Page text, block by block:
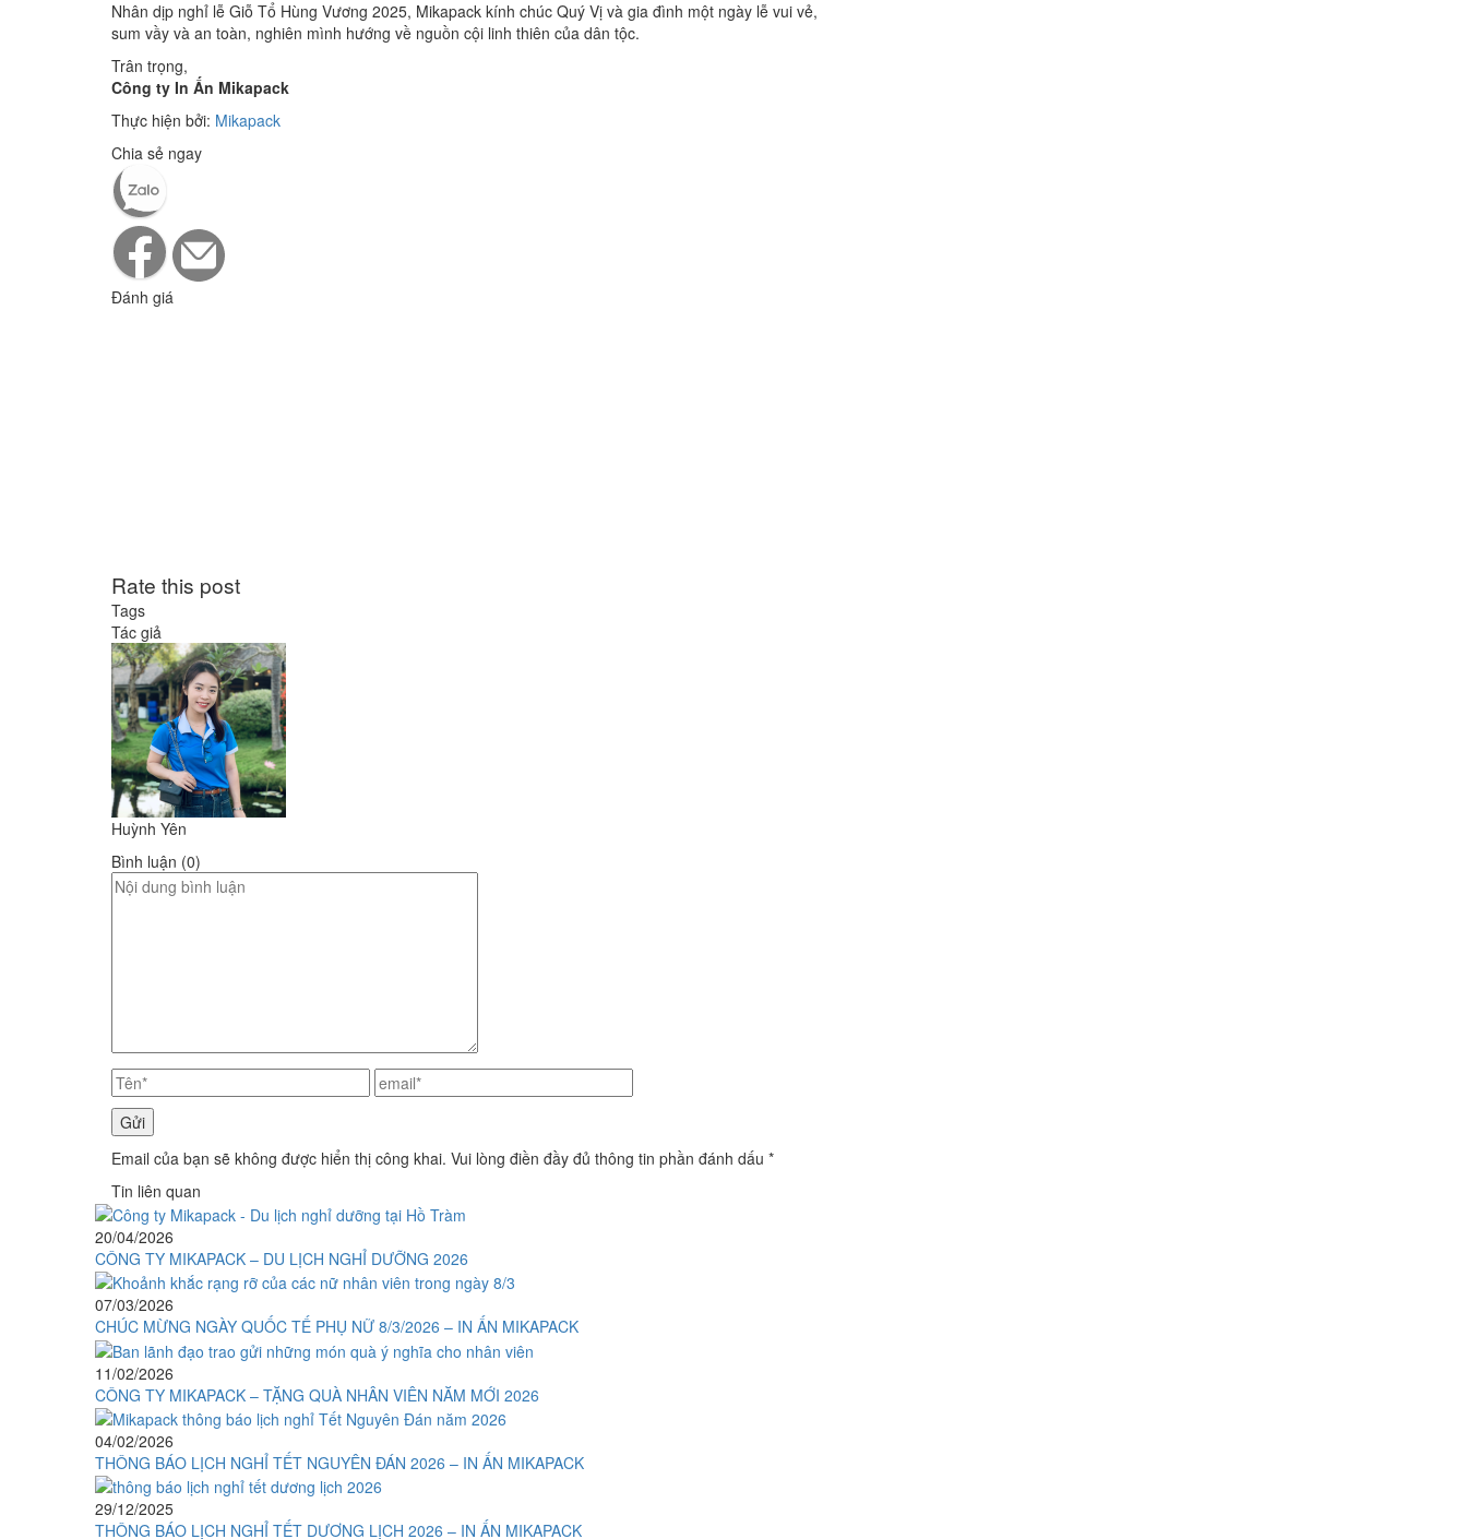
Nhân dịp nghỉ lễ Giỗ Tổ Hùng Vương 2025, Mikapack kính chúc Quý Vị và gia đình một ngày lễ vui vẻ,
sum vầy và an toàn, nghiên mình hướng về nguồn cội linh thiên của dân tộc.
Trân trọng,
Công ty In Ấn Mikapack
Thực hiện bởi: Mikapack
Chia sẻ ngay
Đánh giá
Rate this post
Tags
Tác giả
Huỳnh Yên
Bình luận (0)
Email của bạn sẽ không được hiển thị công khai. Vui lòng điền đầy đủ thông tin phần đánh dấu *
Tin liên quan
20/04/2026
CÔNG TY MIKAPACK – DU LỊCH NGHỈ DƯỠNG 2026
07/03/2026
CHÚC MỪNG NGÀY QUỐC TẾ PHỤ NỮ 8/3/2026 – IN ẤN MIKAPACK
11/02/2026
CÔNG TY MIKAPACK – TẶNG QUÀ NHÂN VIÊN NĂM MỚI 2026
04/02/2026
THÔNG BÁO LỊCH NGHỈ TẾT NGUYÊN ĐÁN 2026 – IN ẤN MIKAPACK
29/12/2025
THÔNG BÁO LỊCH NGHỈ TẾT DƯƠNG LỊCH 2026 – IN ẤN MIKAPACK